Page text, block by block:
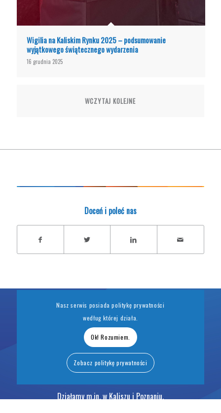
Wigilia na Kaliskim Rynku 2025 – podsumowanie
wyjątkowego świątecznego wydarzenia
16 grudnia 2025
WCZYTAJ KOLEJNE
Doceń i poleć nas
Kontakt|Polityka Prywatności| Polityka ochrony
dzieci
Działamy m.in. w Kaliszu i Poznaniu.
Nasz serwis posiada politykę prywatności
według której działa.
Ok! Rozumiem.
Zobacz politykę prywatności